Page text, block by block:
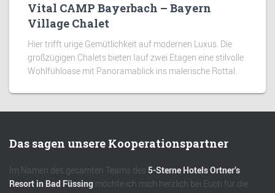
Vital CAMP Bayerbach – Bayern
Village Chalet
Hier trifft urige Gemütlichkeit auf modernen Luxus. Die
großzügigen Chalets bieten Iauf zwei Etagen eine stilvolle
Wohlfühloase mit Panoramablick ins malerische Rottal.
Das sagen unsere Kooperationspartner
Im Namen des gesamten Teams des 5-Sterne Hotels Ortner’s
Resort in Bad Füssing möchte ich mich herzlich bei Euch für die